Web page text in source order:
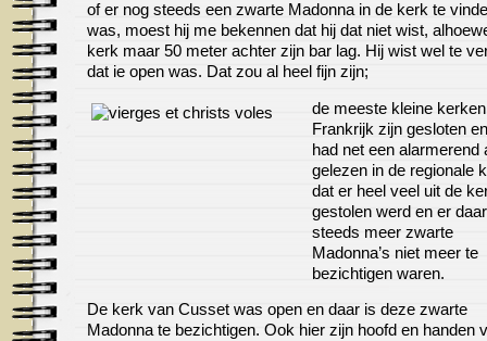
of er nog steeds een zwarte Madonna in de kerk te
was, moest hij me bekennen dat hij dat niet wist,
kerk maar 50 meter achter zijn bar lag. Hij wist wel te
dat ie open was. Dat zou al heel fijn zijn;
de meeste kleine
Frankrijk zijn gesloten
had net een alarmerend
gelezen in de regionale
dat er heel veel uit de
gestolen werd en er
steeds meer zwarte
Madonna’s niet meer te
bezichtigen waren.
De kerk van Cusset was open en daar is deze zwarte
Madonna te bezichtigen. Ook hier zijn hoofd en handen